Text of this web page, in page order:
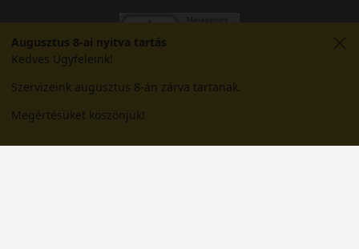
Augusztus 8-ai nyitva tartás
Kedves Ügyfeleink!
Szervizeink augusztus 8-án zárva tartanak.
Megértésüket köszönjük!